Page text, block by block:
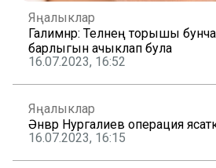
Яңалыклар
Галимнәр: Телнең торышы
барлыгын ачыклап була
16.07.2023, 16:52
Яңалыклар
Әнвәр Нургалиев операция
16.07.2023, 16:15